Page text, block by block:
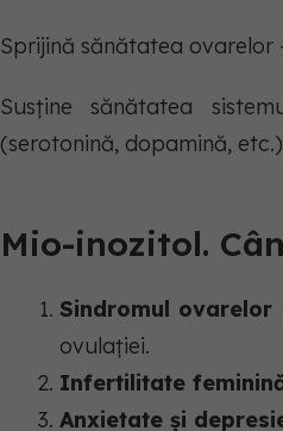
Sprijină sănătatea
Susține sănătatea
(serotonină, dopamină,
Mio-inozitol.
Sindromul ovarelor
ovulației.
Infertilitate
Anxietate și